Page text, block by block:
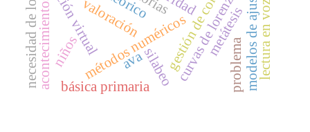
métodos numéricos
valoración
ava modelos de ajustelectura en voz alta
niños
básica primaria
metátesis
problema
silabeo
necesidad de logroacontecimientos